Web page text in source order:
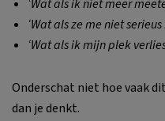
‘Wat als ik niet meer
‘Wat als ze me niet serieus
‘Wat als ik mijn plek
Onderschat niet hoe vaak
dan je denkt.